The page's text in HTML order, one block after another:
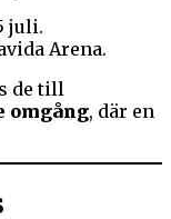
juli.
Arena.
de till
omgång, där en